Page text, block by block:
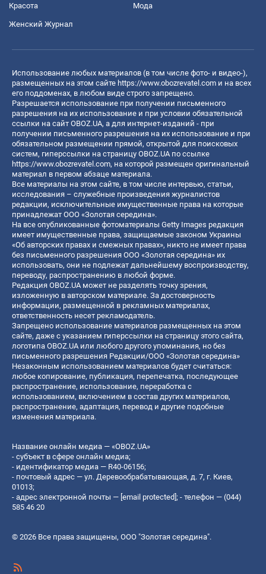
Красота Мода
Женский Журнал
Использование любых материалов (в том числе фото- и видео-),
размещенных на этом сайте https://www.obozrevatel.com и на всех
его поддоменах, в любом виде строго запрещено.
Разрешается использование при получении письменного
разрешения на их использование и при условии обязательной
ссылки на сайт OBOZ.UA, а для интернет-изданий - при
получении письменного разрешения на их использование и при
обязательном размещении прямой, открытой для поисковых
систем, гиперссылки на страницу OBOZ.UA по ссылке
https://www.obozrevatel.com, на которой размещен оригинальный
материал в первом абзаце материала.
Все материалы на этом сайте, в том числе интервью, статьи,
исследования – служебные произведения журналистов
редакции, исключительные имущественные права на которые
принадлежат ООО «Золотая середина».
На все опубликованные фотоматериалы Getty Images редакция
имеет имущественные права, защищаемые законом Украины
«Об авторских правах и смежных правах», никто не имеет права
без письменного разрешения ООО «Золотая середина» их
использовать, они не подлежат дальнейшему воспроизводству,
переводу, распространению в любой форме.
Редакция OBOZ.UA может не разделять точку зрения,
изложенную в авторском материале. За достоверность
информации, размещенной в рекламных материалах,
ответственность несет рекламодатель.
Запрещено использование материалов размещенных на этом
сайте, даже с указанием гиперссылки на страницу этого сайта,
логотипа OBOZ.UA или любого другого упоминания, но без
письменного разрешения Редакции/ООО «Золотая середина»
Незаконным использованием материалов будет считаться:
любое копирование, публикация, перепечатка, последующее
распространение, использование, переработка с
использованием, включением в состав других материалов,
распространение, адаптация, перевод и другие подобные
изменения материала.
Название онлайн медиа — «OBOZ.UA»
- субъект в сфере онлайн медиа;
- идентификатор медиа — R40-06156;
- почтовый адрес — ул. Деревообрабатывающая, д. 7, г. Киев,
01013;
- адрес электронной почты — [email protected]; - телефон — (044)
585 46 20
© 2026 Все права защищены, ООО "Золотая середина".